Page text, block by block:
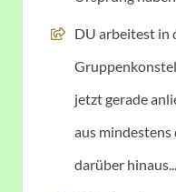
DU arbeitest in
jetzt gerade
aus
darüber hinaus...